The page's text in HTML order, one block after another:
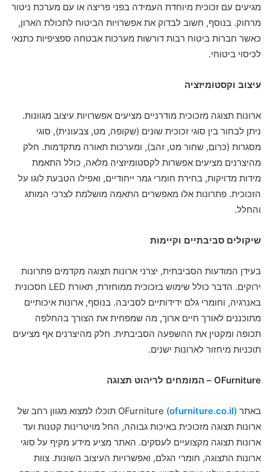
מגיעים עם זכוכית מיוחדת העמידה בפני פריצה או עם מערכת ניטור
מרחוק. בנוסף, חשוב לבדוק את אפשרויות הביטוח לתכולת הארון,
כאשר חברות ביטוח רבות דורשות מערכות אבטחה ספציפיות כתנאי
לכיסוי ביטוחי.
עיצוב וקסטומיזציה
ארונות תצוגה מזכוכית מודרניים מציעים אפשרויות עיצוב מגוונות.
ניתן לבחור בין סוגי זכוכית שונים (שקופה, מט, צבעונית), סוגי
מסגרות (כרום, שחור מט, זהב), ומערכות תאורה מתקדמות. חלק
מהיצרנים מציעים אפשרות לקסטומיזציה מלאה, כולל התאמת
מידות מדויקות, בחירת חומרי גמר ייחודיים, ואפילו הטבעת לוגו על
הזכוכית. פתרונות אלו מאפשרים התאמה מושלמת לצרכי המותג
והחלל.
שיקולים סביבתיים וקיימות
בעידן המודעות הסביבתית, יצרני ארונות תצוגה מקדמים פתרונות
ירוקים. הדבר כולל שימוש בזכוכית ממוחזרת, תאורת LED חסכונית
באנרגיה, וחומרי גלם ידידותיים לסביבה. בנוסף, ארונות איכותיים
מתוכננים לאורך חיים ארוך, מה שמפחית את הצורך בהחלפה
תכופה ומקטין את ההשפעה הסביבתית. חלק מהיצרנים אף מציעים
תוכניות מיחזור לארונות ישנים.
OFurniture – המומחים לריהוט תצוגה
באתר OFurniture ( ofurniture.co.il
) תוכלו למצוא מגוון רחב של
ארונות תצוגה מזכוכית באיכות גבוהה, החל מויטרינות קטנות ועד
ארונות תצוגה מקצועיים לעסקים. האתר מציע מידע מקיף על סוגי
ארונות התצוגה, חומרי הגלם, ואפשרויות העיצוב השונות. צוות